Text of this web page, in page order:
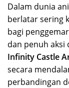
Dalam dunia
berlatar sering
bagi
dan penuh aksi
Infinity Castle
secara
perbandingan